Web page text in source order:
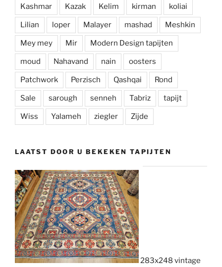
Kashmar Kazak Kelim kirman koliai
Lilian loper Malayer mashad Meshkin
Mey mey Mir Modern Design tapijten
moud Nahavand nain oosters
Patchwork Perzisch Qashqai Rond
Sale sarough senneh Tabriz tapijt
Wiss Yalameh ziegler Zijde
LAATST DOOR U BEKEKEN TAPIJTEN
283x248 vintage